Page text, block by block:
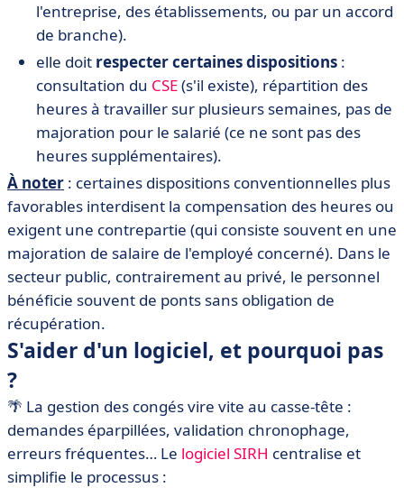
l'entreprise, des établissements, ou par un accord
de branche).
elle doit respecter certaines dispositions :
consultation du CSE(s'il existe), répartition des
heures à travailler sur plusieurs semaines, pas de
majoration pour le salarié (ce ne sont pas des
heures supplémentaires).
À noter : certaines dispositions conventionnelles plus
favorables interdisent la compensation des heures ou
exigent une contrepartie (qui consiste souvent en une
majoration de salaire de l'employé concerné). Dans le
secteur public, contrairement au privé, le personnel
bénéficie souvent de ponts sans obligation de
récupération.
S'aider d'un logiciel, et pourquoi pas
?
🌴 La gestion des congés vire vite au casse-tête :
demandes éparpillées, validation chronophage,
erreurs fréquentes… Le logiciel SIRH centralise et
simplifie le processus :